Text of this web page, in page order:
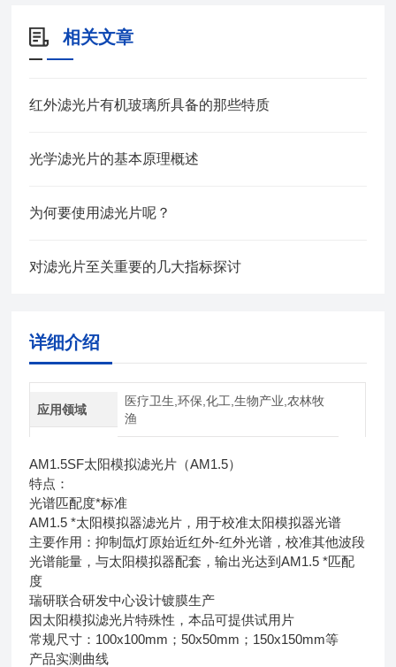
相关文章
红外滤光片有机玻璃所具备的那些特质
光学滤光片的基本原理概述
为何要使用滤光片呢？
对滤光片至关重要的几大指标探讨
详细介绍
应用领域
医疗卫生,环保,化工,生物产业,农林牧
渔
AM1.5SF太阳模拟滤光片（AM1.5）
特点：
光谱匹配度*标准
AM1.5 *太阳模拟器滤光片，用于校准太阳模拟器光谱
主要作用：抑制氙灯原始近红外-红外光谱，校准其他波段
光谱能量，与太阳模拟器配套，输出光达到AM1.5 *匹配
度
瑞研联合研发中心设计镀膜生产
因太阳模拟滤光片特殊性，本品可提供试用片
常规尺寸：100x100mm；50x50mm；150x150mm等
产品实测曲线